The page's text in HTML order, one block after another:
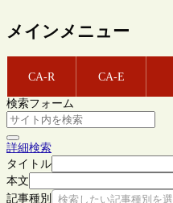
メインメニュー
CA-R CA-E
検索フォーム
詳細検索
タイトル
本文
記事種別
検索したい記事種別を